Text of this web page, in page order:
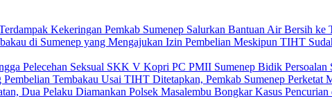
Pemkab Sumenep Salurkan Bantuan Air Bersih ke
Meskipun TIHT
SKK V Kopri PC PMII Sumenep Bidik Persoalan
Usai TIHT Ditetapkan, Pemkab Sumenep Perketat
Polsek Masalembu Bongkar Kasus